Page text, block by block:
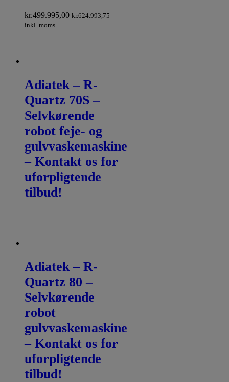
kr.499.995,00 kr.624.993,75
inkl. moms
Adiatek – R-
Quartz 70S –
Selvkørende
robot feje- og
gulvvaskemaskine
– Kontakt os for
uforpligtende
tilbud!
Adiatek – R-
Quartz 80 –
Selvkørende
robot
gulvvaskemaskine
– Kontakt os for
uforpligtende
tilbud!